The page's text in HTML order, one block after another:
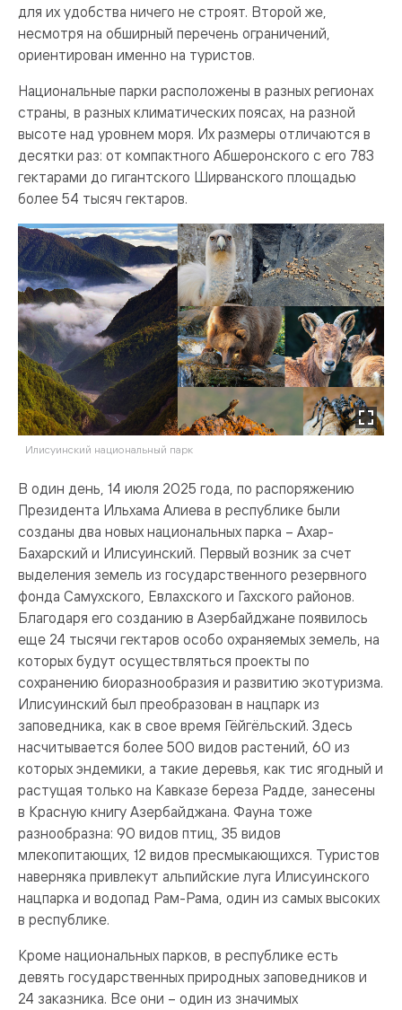
для их удобства ничего не строят. Второй же,
несмотря на обширный перечень ограничений,
ориентирован именно на туристов.
Национальные парки расположены в разных регионах
страны, в разных климатических поясах, на разной
высоте над уровнем моря. Их размеры отличаются в
десятки раз: от компактного Абшеронского с его 783
гектарами до гигантского Ширванского площадью
более 54 тысяч гектаров.
Илисуинский национальный парк
В один день, 14 июля 2025 года, по распоряжению
Президента Ильхама Алиева в республике были
созданы два новых национальных парка – Ахар-
Бахарский и Илисуинский. Первый возник за счет
выделения земель из государственного резервного
фонда Самухского, Евлахского и Гахского районов.
Благодаря его созданию в Азербайджане появилось
еще 24 тысячи гектаров особо охраняемых земель, на
которых будут осуществляться проекты по
сохранению биоразнообразия и развитию экотуризма.
Илисуинский был преобразован в нацпарк из
заповедника, как в свое время Гёйгёльский. Здесь
насчитывается более 500 видов растений, 60 из
которых эндемики, а такие деревья, как тис ягодный и
растущая только на Кавказе береза Радде, занесены
в Красную книгу Азербайджана. Фауна тоже
разнообразна: 90 видов птиц, 35 видов
млекопитающих, 12 видов пресмыкающихся. Туристов
наверняка привлекут альпийские луга Илисуинского
нацпарка и водопад Рам-Рама, один из самых высоких
в республике.
Кроме национальных парков, в республике есть
девять государственных природных заповедников и
24 заказника. Все они – один из значимых